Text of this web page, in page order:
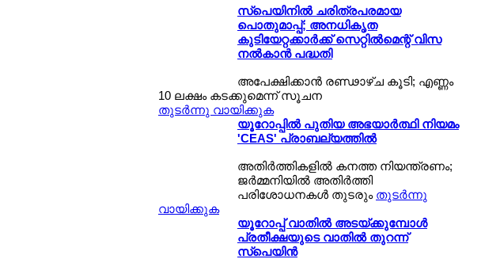
സ്പെയിനില്‍ ചരിത്രപരമായ
പൊതുമാപ്പ്; അനധികൃത
കുടിയേറ്റക്കാര്‍ക്ക് സെറ്റില്‍മെന്റ് വിസ
നല്‍കാന്‍ പദ്ധതി
അപേക്ഷിക്കാന്‍ രണ്ഢാഴ്ച കൂടി; എണ്ണം
10 ലക്ഷം കടക്കുമെന്ന് സൂചന
തുടര്‍ന്നു വായിക്കുക
യൂറോപ്പില്‍ പുതിയ അഭയാര്‍ത്ഥി നിയമം
'CEAS' പ്രാബല്യത്തില്‍
അതിര്‍ത്തികളില്‍ കനത്ത നിയന്ത്രണം;
ജര്‍മ്മനിയില്‍ അതിര്‍ത്തി
പരിശോധനകള്‍ തുടരും തുടര്‍ന്നു
വായിക്കുക
യൂറോപ്പ് വാതില്‍ അടയ്ക്കുമ്പോള്‍
പ്രതീക്ഷയുടെ വാതില്‍ തുറന്ന്
സ്പെയിന്‍